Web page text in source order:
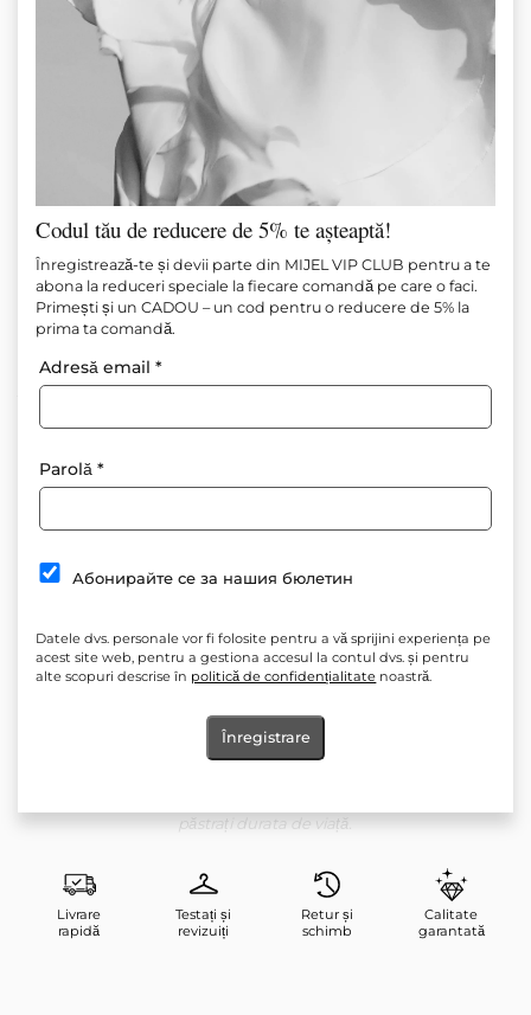
PANTALONI LUNGI BOHEMIA
GALBEN
109.00€ (213.19 лв.) 54.00€ (105.61 лв.)
Compoziție: 100% poliester
Siluetă: liberă
*Închidere: Elastic în talie
*Transparență: Nu
Produs: Pantaloni lungi, pantaloni de vară vaporoși
păstrați durata de viață.
Livrare
rapidă
Testați și
revizuiți
Retur și
schimb
Calitate
garantată
Codul tău de reducere de 5% te așteaptă!
Înregistrează-te și devii parte din MIJEL VIP CLUB pentru a te
abona la reduceri speciale la fiecare comandă pe care o faci.
Primești și un CADOU – un cod pentru o reducere de 5% la
prima ta comandă.
Adresă email*
Parolă*
Абонирайте се за нашия бюлетин
Datele dvs. personale vor fi folosite pentru a vă sprijini experiența pe
acest site web, pentru a gestiona accesul la contul dvs. și pentru
alte scopuri descrise în politică de confidențialitate noastră.
Înregistrare